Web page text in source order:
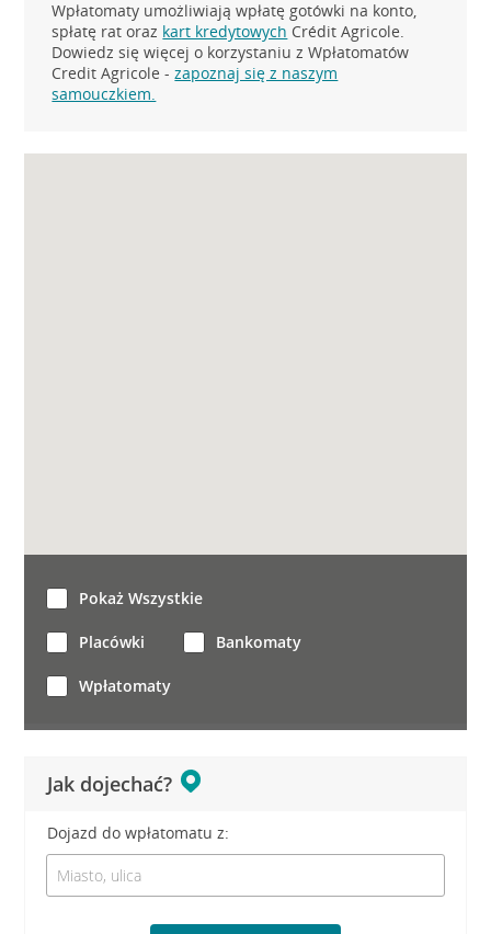
Wpłatomaty umożliwiają wpłatę gotówki na konto,
spłatę rat oraz kart kredytowych Crédit Agricole.
Dowiedz się więcej o korzystaniu z Wpłatomatów
Credit Agricole -zapoznaj się z naszym
samouczkiem.
Jak dojechać?
Dojazd do wpłatomatu z:
Pokaż Wszystkie
Placówki Bankomaty
Wpłatomaty